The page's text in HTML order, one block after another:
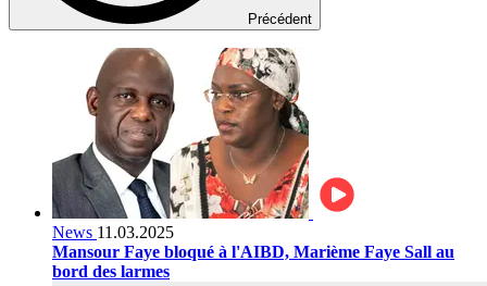
Précédent
News 11.03.2025
Mansour Faye bloqué à l'AIBD, Marième Faye Sall au
bord des larmes